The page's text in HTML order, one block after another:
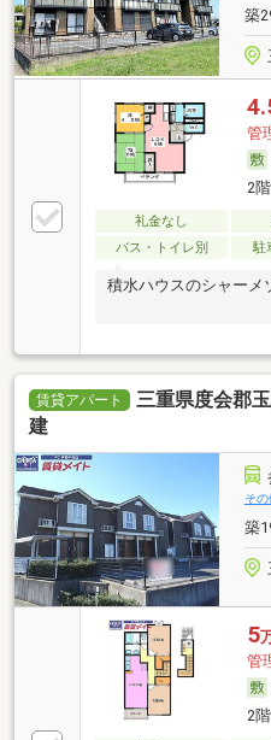
築
管
2
礼金なし
バス・トイレ別
駐
積水ハウスのシャーメ
賃貸アパート
三重県度会郡
建
そ
築
5
管
2